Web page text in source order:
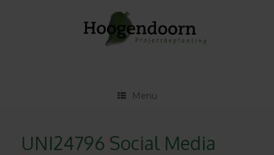
Menu
UNI24796 Social Media